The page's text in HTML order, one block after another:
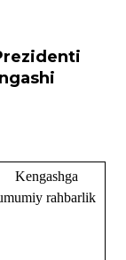
Kengashga
rahbarlik